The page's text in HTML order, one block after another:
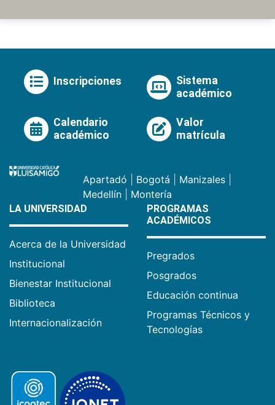
Inscripciones
Sistema
académico
Calendario
académico
Valor
matrícula
Apartadó Bogotá Manizales
Medellín
Montería
LA UNIVERSIDAD
Acerca de la Universidad
Institucional
Bienestar Institucional
Biblioteca
Internacionalización
PROGRAMAS
ACADÉMICOS
Pregrados
Posgrados
Educación continua
Programas Técnicos y
Tecnologías